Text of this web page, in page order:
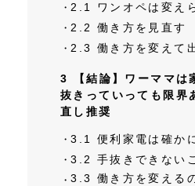
2.1
ワンオペは変え
2.2
働き方を見直す
2.3
働き方を変えて
3
【結論】ワーママは
抜きっていっても限界
直し推奨
3.1 便利家電は確か
3.2
手抜きできない
3.3
働き方を変える